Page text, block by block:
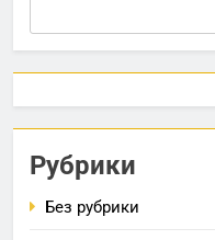
Рубрики
Без рубрики